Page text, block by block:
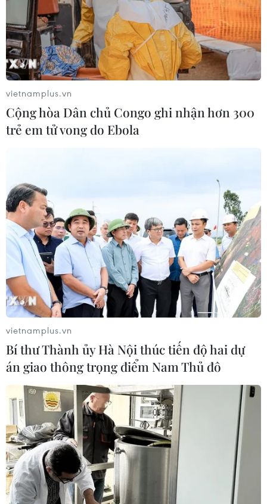
Tổng thống Mỹ nhận định về xung đột
thương mại với Trung Quốc
thế giới trong thời gian qua và khiến các nhà đầu tư lo
ngại.
vietnamplus.vn
Cộng hòa Dân chủ Congo ghi nhận hơn 300
trẻ em tử vong do Ebola
vietnamplus.vn
Bí thư Thành ủy Hà Nội thúc tiến độ hai dự
án giao thông trọng điểm Nam Thủ đô